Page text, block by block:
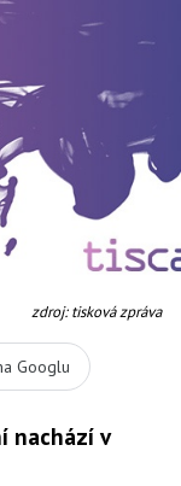
zdroj: tisková zpráva
Googlu
nachází v